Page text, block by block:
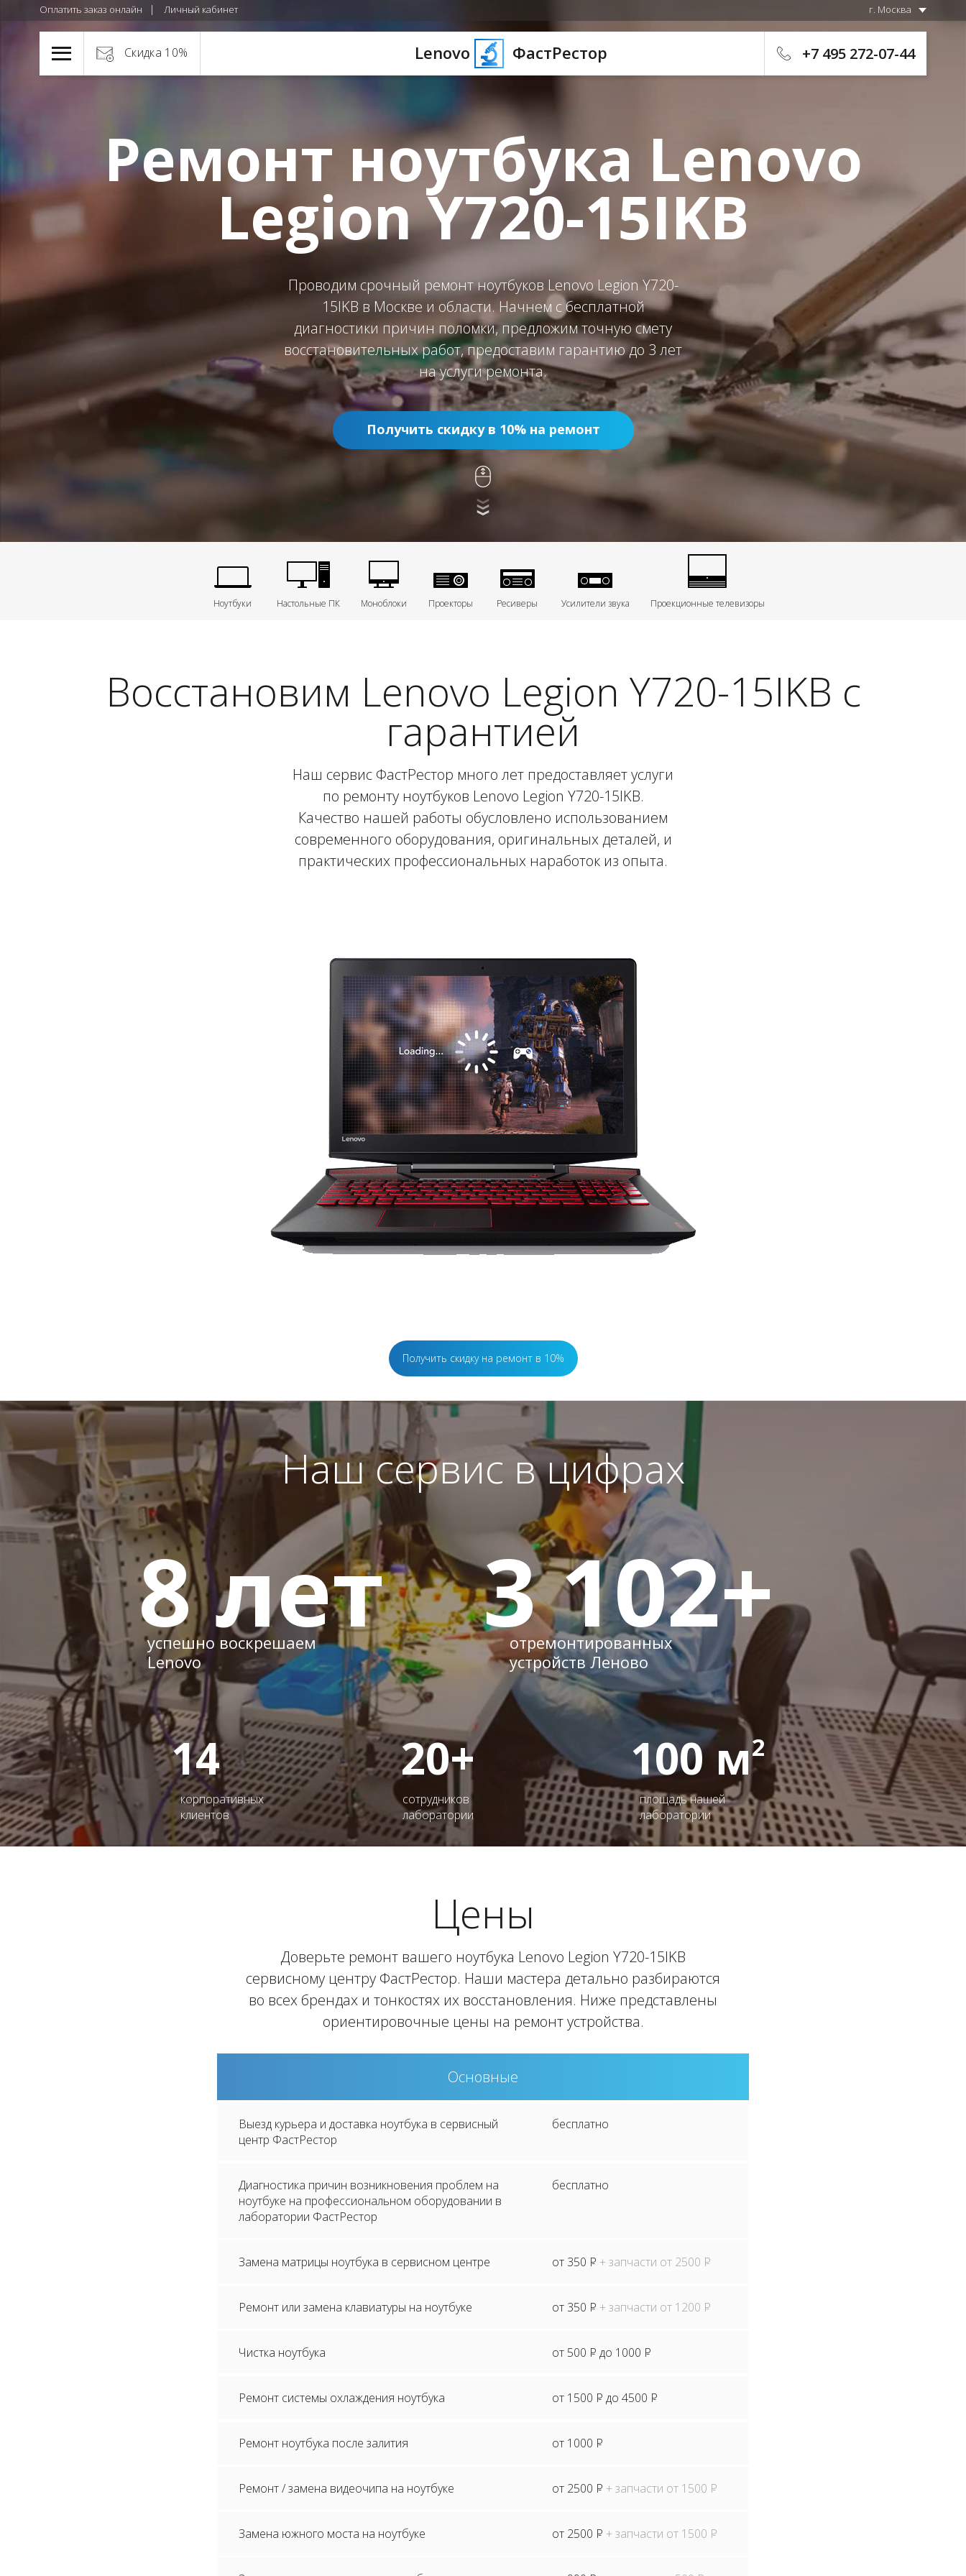
Оплатить заказ онлайн Личный кабинет г. Москва
Lenovo ФастРестор
Скидка 10% +7 495 272-07-44
Ремонт ноутбука Lenovo
Legion Y720-15IKB
Проводим срочный ремонт ноутбуков Lenovo Legion Y720-
15IKB в Москве и области. Начнем с бесплатной
диагностики причин поломки, предложим точную смету
восстановительных работ, предоставим гарантию до 3 лет
на услуги ремонта.
Получить скидку в 10% на ремонт
Ноутбуки Настольные ПК Моноблоки Проекторы Ресиверы Усилители звука Проекционные телевизоры
Восстановим Lenovo Legion Y720-15IKB с
гарантией
Наш сервис ФастРестор много лет предоставляет услуги
по ремонту ноутбуков Lenovo Legion Y720-15IKB.
Качество нашей работы обусловлено использованием
современного оборудования, оригинальных деталей, и
практических профессиональных наработок из опыта.
Получить скидку на ремонт в 10%
Наш сервис в цифрах
8лет
успешно воскрешаем
Lenovo
3 102+
отремонтированных
устройств Леново
14
корпоративных
клиентов
20+
сотрудников
лаборатории
100 м2
площадь нашей
лаборатории
Цены
Доверьте ремонт вашего ноутбука Lenovo Legion Y720-15IKB
сервисному центру ФастРестор. Наши мастера детально разбираются
во всех брендах и тонкостях их восстановления. Ниже представлены
ориентировочные цены на ремонт устройства.
Основные
Выезд курьера и доставка ноутбука в сервисный
центр ФастРестор
бесплатно
Диагностика причин возникновения проблем на
ноутбуке на профессиональном оборудовании в
лаборатории ФастРестор
бесплатно
Замена матрицы ноутбука в сервисном центре от 350 P + запчасти от 2500 P
Ремонт или замена клавиатуры на ноутбуке от 350 P + запчасти от 1200 P
Чистка ноутбука от 500 P до 1000 P
Ремонт системы охлаждения ноутбука от 1500 P до 4500 P
Ремонт ноутбука после залития от 1000 P
Ремонт / замена видеочипа на ноутбуке от 2500 P + запчасти от 1500 P
Замена южного моста на ноутбуке от 2500 P + запчасти от 1500 P